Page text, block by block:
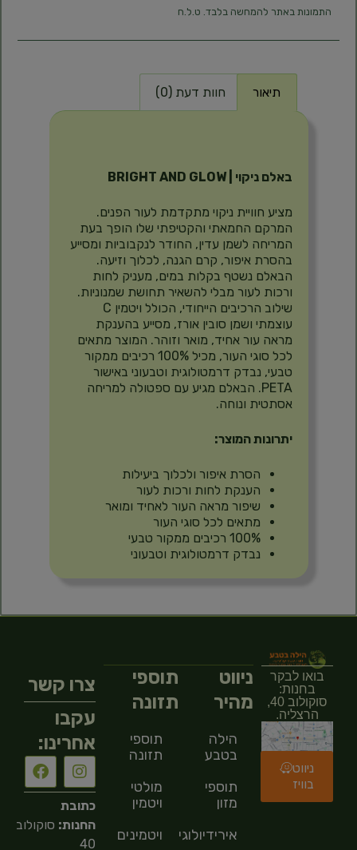
התמונות באתר להמחשה בלבד. ט.ל.ח
תיאור חוות דעת (0)
באלם ניקוי | BRIGHT AND GLOW
מציע חוויית ניקוי מתקדמת לעור הפנים.
המרקם החמאתי והקטיפתי שלו הופך בעת
המריחה לשמן עדין, החודר לנקבוביות ומסייע
בהסרת איפור, קרם הגנה, לכלוך וזיעה.
הבאלם נשטף בקלות במים, מעניק לחות
ורכות לעור מבלי להשאיר תחושת שמנוניות.
שילוב הרכיבים הייחודי, הכולל ויטמין C
עוצמתי ושמן סובין אורז, מסייע בהענקת
מראה עור אחיד, מואר וזוהר. המוצר מתאים
לכל סוגי העור, מכיל 100% רכיבים ממקור
טבעי, נבדק דרמטולוגית וטבעוני באישור
PETA. הבאלם מגיע עם ספטולה למריחה
אסתטית ונוחה.
יתרונות המוצר:
הסרת איפור ולכלוך ביעילות
הענקת לחות ורכות לעור
שיפור מראה העור לאחיד ומואר
מתאים לכל סוגי העור
100% רכיבים ממקור טבעי
נבדק דרמטולוגית וטבעוני
בואו לבקר
בחנות:
סוקולוב 40,
הרצליה.
ניווט
בוויז
ניווט
מהיר
הילה
בטבע
תוספי
מזון
אירידיולוגיה
תוספי
תזונה
תוספי
תזונה
מולטי
ויטמין
ויטמינים
צרו קשר
עקבו
אחרינו:
כתובת
החנות: סוקולוב
40